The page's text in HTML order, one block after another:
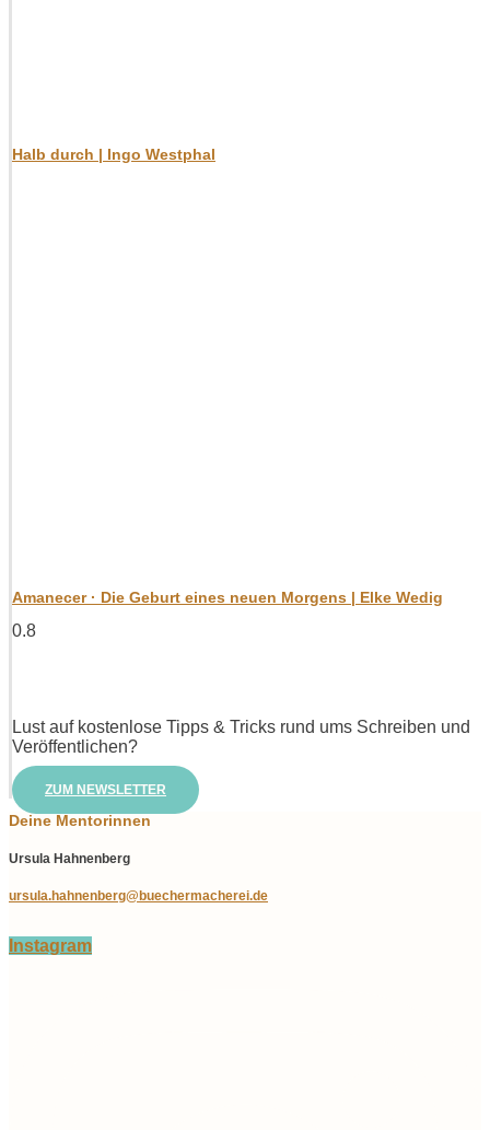
Halb durch | Ingo Westphal
Amanecer · Die Geburt eines neuen Morgens | Elke Wedig
Lust auf kostenlose Tipps & Tricks rund ums Schreiben und
Veröffentlichen?
ZUM NEWSLETTER
Deine Mentorinnen
Ursula Hahnenberg
ursula.hahnenberg@buechermacherei.de
Instagram